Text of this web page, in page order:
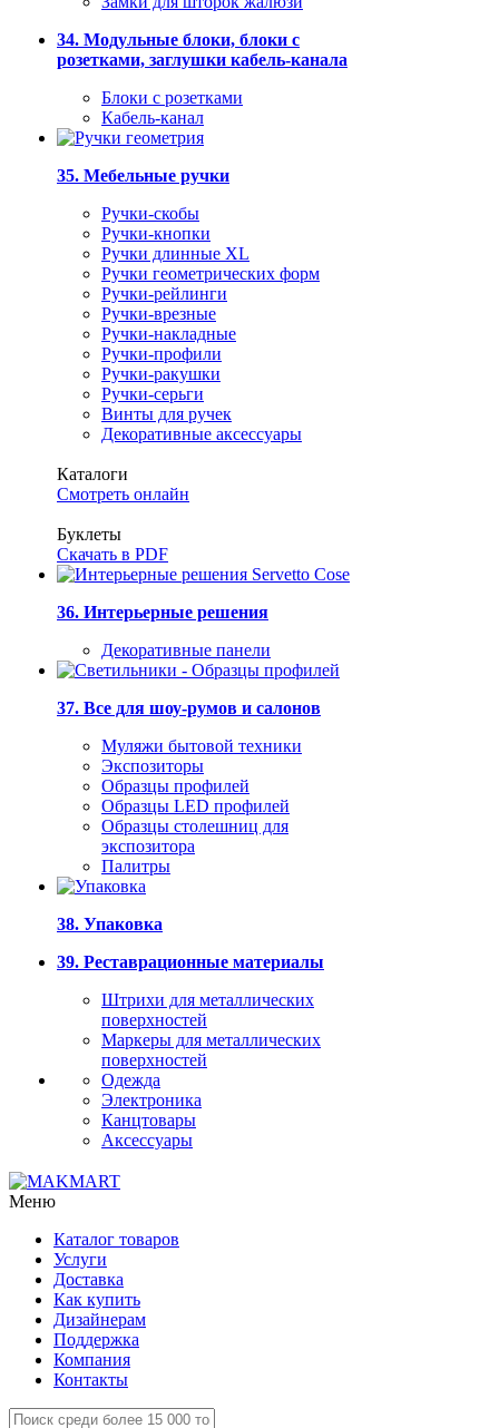
34. Модульные блоки, блоки с
розетками, заглушки кабель-канала
Блоки с розетками
Кабель-канал
35. Мебельные ручки
Ручки-скобы
Ручки-кнопки
Ручки длинные XL
Ручки геометрических форм
Ручки-рейлинги
Ручки-врезные
Ручки-накладные
Ручки-профили
Ручки-ракушки
Ручки-серьги
Винты для ручек
Декоративные аксессуары
Каталоги
Смотреть онлайн
Буклеты
Скачать в PDF
36. Интерьерные решения
Декоративные панели
37. Все для шоу-румов и салонов
Муляжи бытовой техники
Экспозиторы
Образцы профилей
Образцы LED профилей
Образцы столешниц для
экспозитора
Палитры
38. Упаковка
39. Реставрационные материалы
Штрихи для металлических
поверхностей
Маркеры для металлических
поверхностей
Одежда
Электроника
Канцтовары
Аксессуары
Меню
Каталог товаров
Услуги
Доставка
Как купить
Дизайнерам
Поддержка
Компания
Контакты